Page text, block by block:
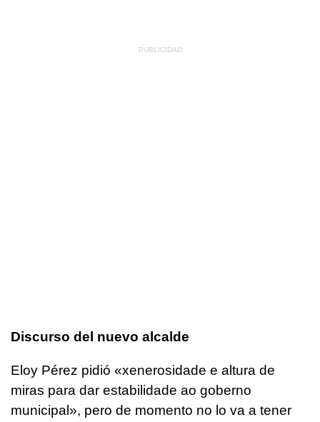
Discurso del nuevo alcalde
Eloy Pérez pidió «xenerosidade e altura de
miras para dar estabilidade ao goberno
municipal», pero de momento no lo va a tener